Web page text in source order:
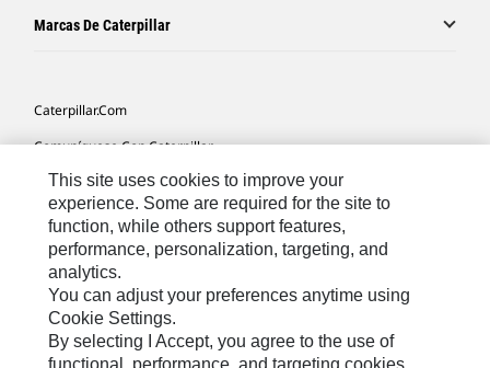
Marcas De Caterpillar
Caterpillar.com
Comuníquese Con Caterpillar
Mis Preferencias De Marketing
Mapa Del Sitio
Cookie Settings
Avisos Legales
Privacidad
This site uses cookies to improve your
experience. Some are required for the site to
function, while others support features,
performance, personalization, targeting, and
analytics.
You can adjust your preferences anytime using
Cookie Settings.
By selecting I Accept, you agree to the use of
functional, performance, and targeting cookies.